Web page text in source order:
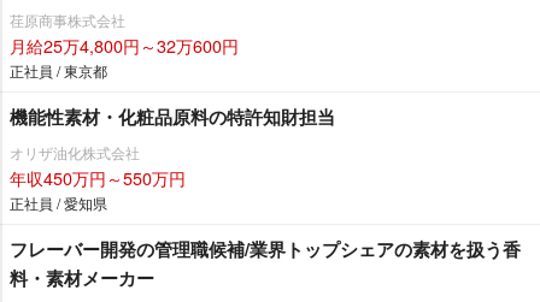
荏原商事株式会社
月給25万4,800円～32万600円
正社員 / 東京都
機能性素材・化粧品原料の特許知財担当
オリザ油化株式会社
年収450万円～550万円
正社員 / 愛知県
フレーバー開発の管理職候補/業界トップシェアの素材を扱う香
料・素材メーカー